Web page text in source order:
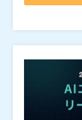
という構造
・なぜ過剰
・なぜ自動
といった論
解説します。
注の機会損失
度がばらつく
った課題も重
案できない」
構造が常態化
更時にテスト
機能などによ
ト作成・保守
り、自動化
を高めること
す。さらに、
やデモを通じ
得られない方
動化が定着し
効率的な自動
荷が高く、
・テスト自動
Panaya
株式会社オ
マジセミ株式
※共催、協賛
れる可能性が